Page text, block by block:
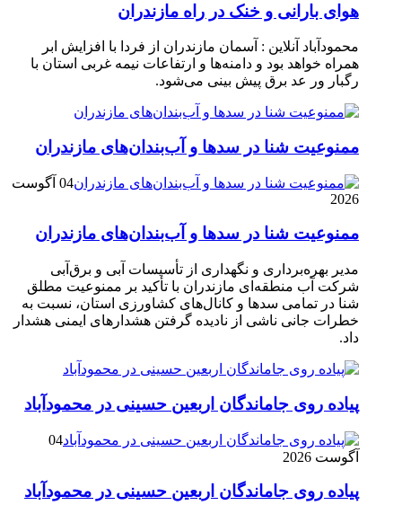
هوای بارانی و خنک در راه مازندران
محمودآباد آنلاین : آسمان مازندران از فردا با افزایش ابر
همراه خواهد بود و دامنه‌ها و ارتفاعات نیمه غربی استان با
رگبار ور عد برق پیش بینی می‌شود.
ممنوعیت شنا در سدها و آب‌بندان‌‌های مازندران
04 آگوست
2026
ممنوعیت شنا در سدها و آب‌بندان‌‌های مازندران
مدیر بهره‌برداری و نگهداری از تأسیسات آبی و برق‌آبی
شرکت آب منطقه‌ای مازندران با تأکید بر ممنوعیت مطلق
شنا در تمامی سدها و کانال‌های کشاورزی استان، نسبت به
خطرات جانی ناشی از نادیده گرفتن هشدارهای ایمنی هشدار
داد.
پیاده روی جاماندگان اربعین حسینی در محمودآباد
04
آگوست 2026
پیاده روی جاماندگان اربعین حسینی در محمودآباد